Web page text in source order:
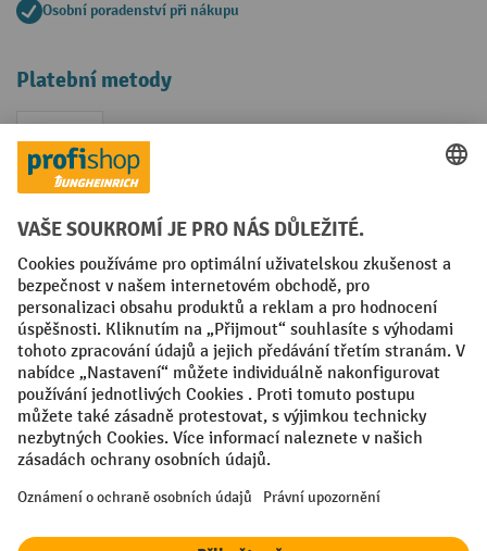
Osobní poradenství při nákupu
Platební metody
Faktura
Sociální sítě
Facebook
YouTubeLinkedIn
VODP Otisk
Prohlášení o ochraně osobních údajů
Nastavení ochrany osobních údajů
All prices excl. VAT plusshipping costsand possible delivery charges,